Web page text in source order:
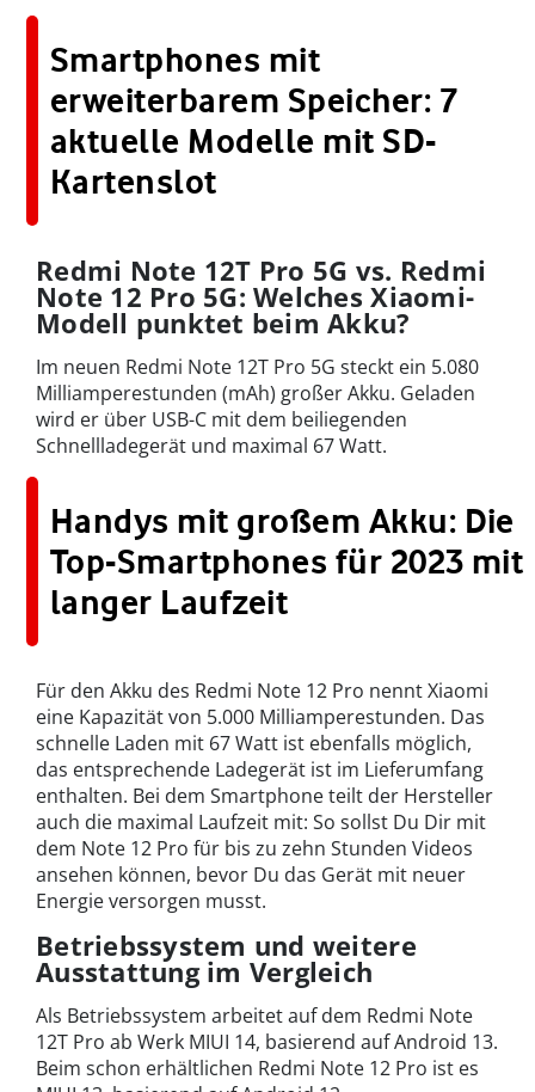
Smartphones mit
erweiterbarem Speicher: 7
aktuelle Modelle mit SD-
Kartenslot
Redmi Note 12T Pro 5G vs. Redmi
Note 12 Pro 5G: Welches Xiaomi-
Modell punktet beim Akku?
Im neuen Redmi Note 12T Pro 5G steckt ein 5.080
Milliamperestunden (mAh) großer Akku. Geladen
wird er über USB-C mit dem beiliegenden
Schnellladegerät und maximal 67 Watt.
Handys mit großem Akku: Die
Top-Smartphones für 2023 mit
langer Laufzeit
Für den Akku des Redmi Note 12 Pro nennt Xiaomi
eine Kapazität von 5.000 Milliamperestunden. Das
schnelle Laden mit 67 Watt ist ebenfalls möglich,
das entsprechende Ladegerät ist im Lieferumfang
enthalten. Bei dem Smartphone teilt der Hersteller
auch die maximal Laufzeit mit: So sollst Du Dir mit
dem Note 12 Pro für bis zu zehn Stunden Videos
ansehen können, bevor Du das Gerät mit neuer
Energie versorgen musst.
Betriebssystem und weitere
Ausstattung im Vergleich
Als Betriebssystem arbeitet auf dem Redmi Note
12T Pro ab Werk MIUI 14, basierend auf Android 13.
Beim schon erhältlichen Redmi Note 12 Pro ist es